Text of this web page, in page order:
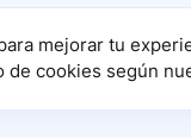
mejorar tu
de cookies según